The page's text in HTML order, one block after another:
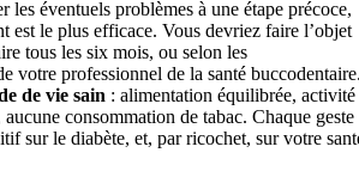
les éventuels problèmes à une étape précoce,
est le plus efficace. Vous devriez faire l’objet
tous les six mois, ou selon les
votre professionnel de la santé
de vie sain : alimentation équilibrée, activité
consommation de tabac. Chaque geste
sur le diabète, et, par ricochet, sur votre